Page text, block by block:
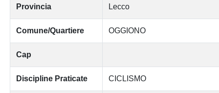
Provincia Lecco
Comune/Quartiere OGGIONO
Cap
Discipline Praticate CICLISMO